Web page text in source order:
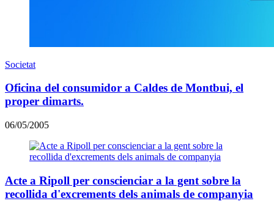
Societat
Oficina del consumidor a Caldes de Montbui, el
proper dimarts.
06/05/2005
Acte a Ripoll per conscienciar a la gent sobre la
recollida d'excrements dels animals de companyia